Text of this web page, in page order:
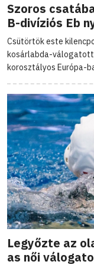
Szoros
B-divíziós Eb
Csütörtök este
kosárlabda-válogatott
korosztályos Európa-
Legyőzte az
as női